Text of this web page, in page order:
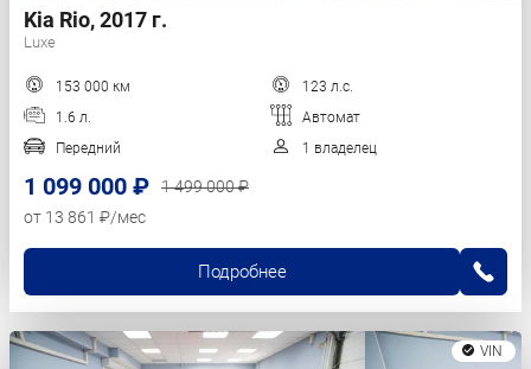
Kia Rio, 2017 г.
Luxe
153 000 км
123 л.с.
1.6 л.
Автомат
Передний
1 владелец
1 099 000 ₽
1 499 000 ₽
от 13 861 ₽/мес
Подробнее
VIN